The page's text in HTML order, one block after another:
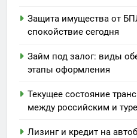
Защита имущества от
спокойствие сегодня
Займ под залог: виды
этапы оформления
Текущее состояние
между российским и
Лизинг и кредит на